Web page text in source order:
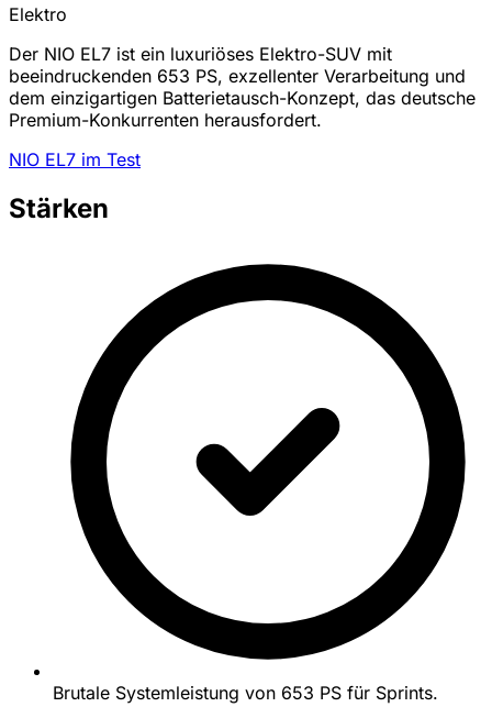
Elektro
Der NIO EL7 ist ein luxuriöses Elektro-SUV mit
beeindruckenden 653 PS, exzellenter Verarbeitung und
dem einzigartigen Batterietausch-Konzept, das deutsche
Premium-Konkurrenten herausfordert.
NIO EL7 im Test
Stärken
Brutale Systemleistung von 653 PS für Sprints.